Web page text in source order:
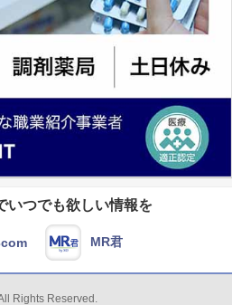
いつでも欲しい情報を
MR君
Rights Reserved.